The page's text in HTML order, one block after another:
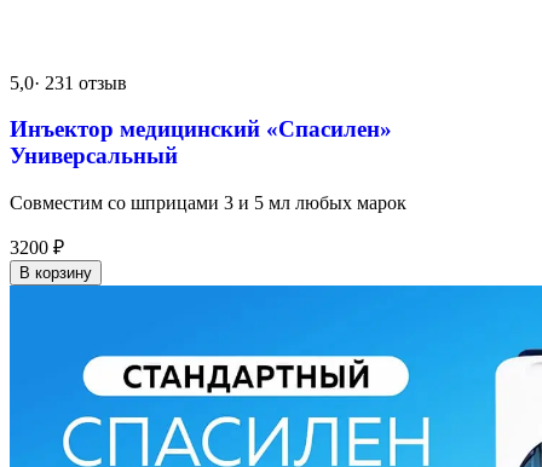
5,0· 231 отзыв
Инъектор медицинский «Спасилен»
Универсальный
Совместим со шприцами 3 и 5 мл любых марок
3200 ₽
В корзину